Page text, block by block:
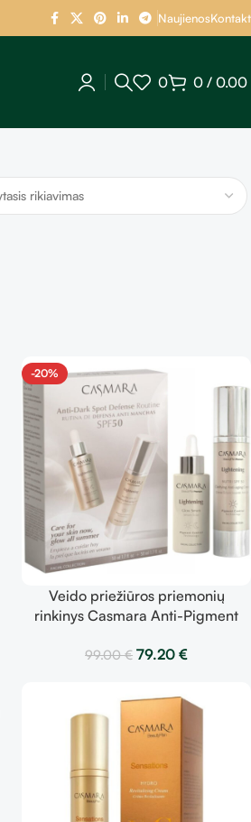
Naujienos
0 0 / 0.00
-20%
Veido priežiūros priemonių
rinkinys Casmara Anti-Pigment
99.00€ 79.20€